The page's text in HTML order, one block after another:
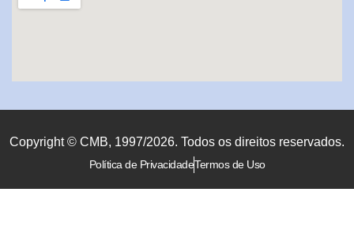
Copyright © CMB, 1997/2026. Todos os direitos reservados.
Política de PrivacidadeTermos de Uso